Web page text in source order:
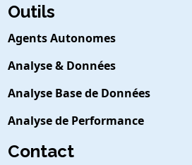
Outils
Agents Autonomes
Analyse & Données
Analyse Base de Données
Analyse de Performance
Contact